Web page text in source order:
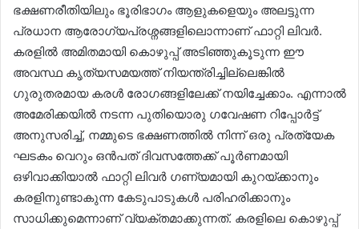
ഭക്ഷണരീതിയിലും ഭൂരിഭാഗം ആളുകളെയും അലട്ടുന്ന
പ്രധാന ആരോഗ്യപ്രശ്നങ്ങളിലൊന്നാണ് ഫാറ്റി ലിവർ.
കരളിൽ അമിതമായി കൊഴുപ്പ് അടിഞ്ഞുകൂടുന്ന ഈ
അവസ്ഥ കൃത്യസമയത്ത് നിയന്ത്രിച്ചില്ലെങ്കിൽ
ഗുരുതരമായ കരൾ രോഗങ്ങളിലേക്ക് നയിച്ചേക്കാം. എന്നാൽ
അമേരിക്കയിൽ നടന്ന പുതിയൊരു ഗവേഷണ റിപ്പോർട്ട്
അനുസരിച്ച്, നമ്മുടെ ഭക്ഷണത്തിൽ നിന്ന് ഒരു പ്രത്യേക
ഘടകം വെറും ഒൻപത് ദിവസത്തേക്ക് പൂർണമായി
ഒഴിവാക്കിയാൽ ഫാറ്റി ലിവർ ഗണ്യമായി കുറയ്ക്കാനും
കരളിനുണ്ടാകുന്ന കേടുപാടുകൾ പരിഹരിക്കാനും
സാധിക്കുമെന്നാണ് വ്യക്തമാക്കുന്നത്. കരളിലെ കൊഴുപ്പ്